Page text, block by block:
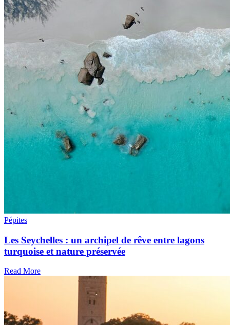
Pépites
Les Seychelles : un archipel de rêve entre lagons
turquoise et nature préservée
Read More